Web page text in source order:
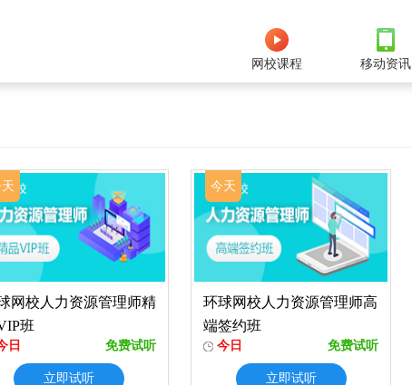
网校课程 移动资讯
网校人力资源管理师精
班
日 免费试听
立即试听
今天
环球网校人力资源管理师高
端签约班
今日 免费试听
立即试听